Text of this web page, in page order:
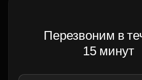
Перезвоним в
15 минут